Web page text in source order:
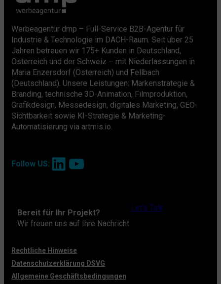
Werbeagentur dmp – Full-Service B2B-Agentur für
Industrie & Technologie im DACH-Raum. Seit über 25
Jahren betreuen wir 175+ Kunden in Deutschland,
Österreich und der Schweiz – mit Niederlassungen in
Maria Enzersdorf (Österreich) und Fellbach
(Deutschland). Unsere Leistungen: Markenstrategie &
Branding, technische 3D-Animation, Filmproduktion,
Grafikdesign, Messedesign, digitales Marketing, GEO-
Sichtbarkeit sowie KI-Strategie & Marketing-
Automatisierung via artmis.io.
Follow US: LinkedIn YouTube
Bereit für Ihr Projekt?
Wir freuen uns auf Ihre Nachricht.
Let’s Talk
Rechtliche Hinweise
Datenschutzerklärung DSVG
Allgemeine Geschäftsbedingungen